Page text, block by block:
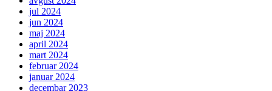
jul 2024
jun 2024
maj 2024
april 2024
mart 2024
februar 2024
januar 2024
decembar 2023